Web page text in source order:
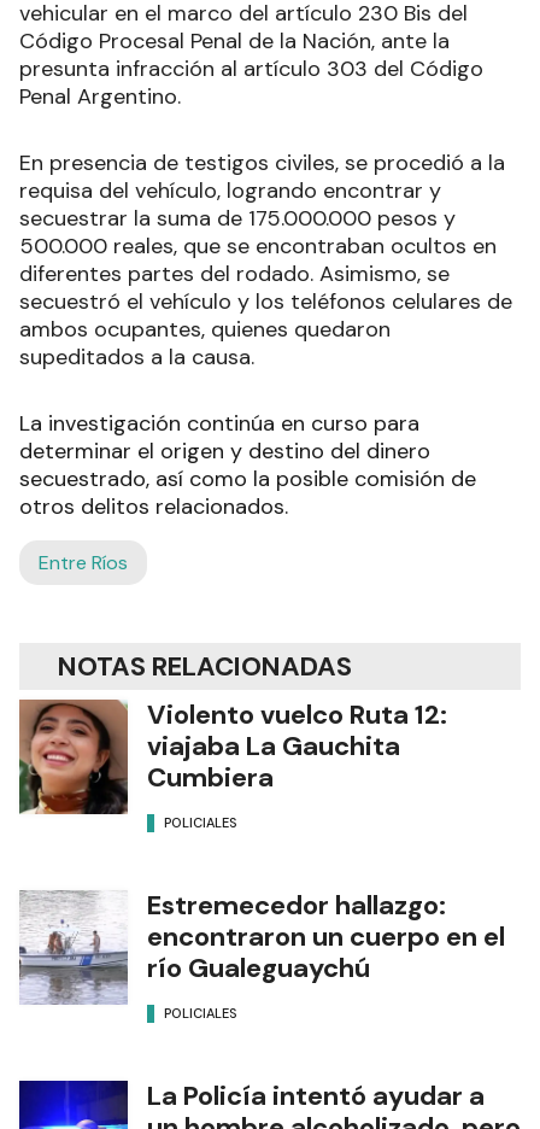
vehicular en el marco del artículo 230 Bis del
Código Procesal Penal de la Nación, ante la
presunta infracción al artículo 303 del Código
Penal Argentino.
En presencia de testigos civiles, se procedió a la
requisa del vehículo, logrando encontrar y
secuestrar la suma de 175.000.000 pesos y
500.000 reales, que se encontraban ocultos en
diferentes partes del rodado. Asimismo, se
secuestró el vehículo y los teléfonos celulares de
ambos ocupantes, quienes quedaron
supeditados a la causa.
La investigación continúa en curso para
determinar el origen y destino del dinero
secuestrado, así como la posible comisión de
otros delitos relacionados.
Entre Ríos
NOTAS RELACIONADAS
Violento vuelco Ruta 12:
viajaba La Gauchita
Cumbiera
POLICIALES
Estremecedor hallazgo:
encontraron un cuerpo en el
río Gualeguaychú
POLICIALES
La Policía intentó ayudar a